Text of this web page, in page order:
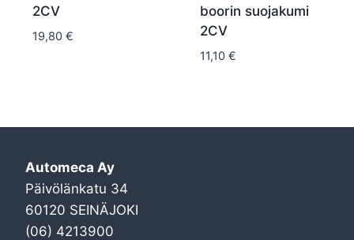
2CV
19,80 €
boorin suojakumi
2CV
11,10 €
Automeca Ay
Päivölänkatu 34
60120 SEINÄJOKI
(06) 4213900